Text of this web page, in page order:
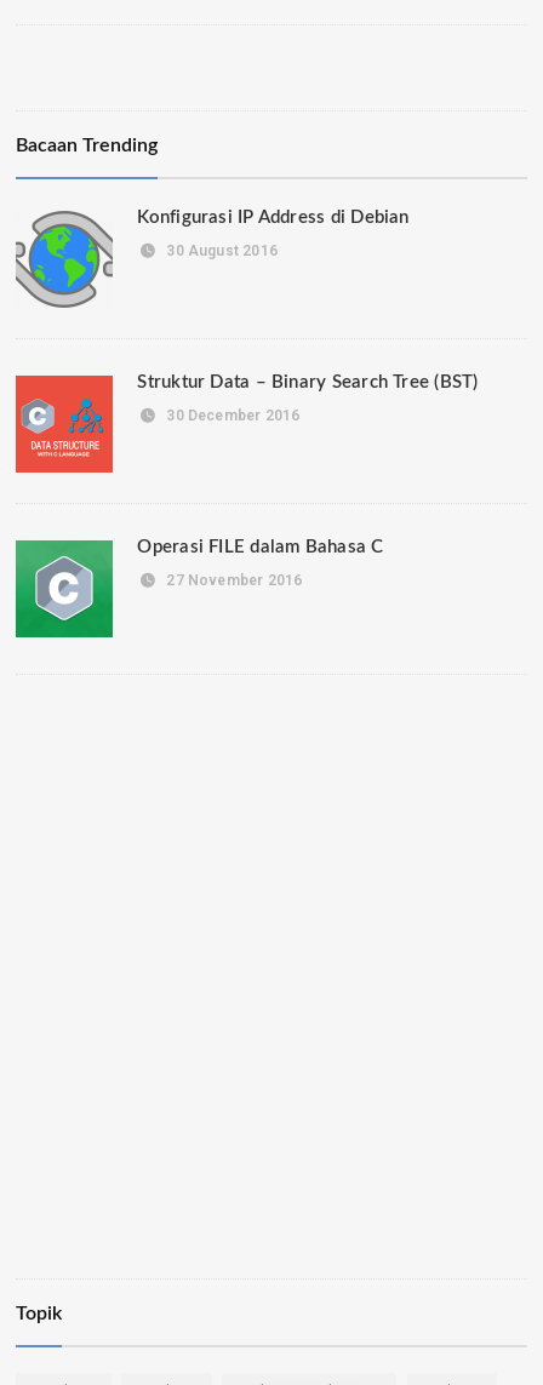
Bacaan Trending
Konfigurasi IP Address di Debian
30 August 2016
Struktur Data – Binary Search Tree (BST)
30 December 2016
Operasi FILE dalam Bahasa C
27 November 2016
Topik